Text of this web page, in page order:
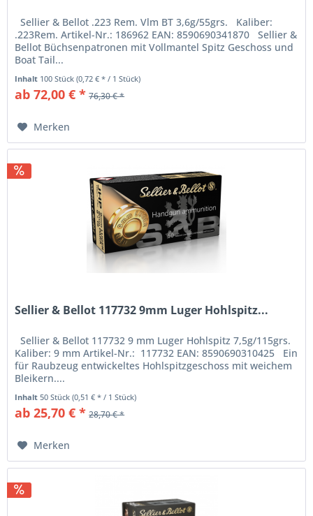
Sellier & Bellot .223 Rem. Vlm BT 3,6g/55grs. Kaliber:
.223Rem. Artikel-Nr.: 186962 EAN: 8590690341870 Sellier &
Bellot Büchsenpatronen mit Vollmantel Spitz Geschoss und
Boat Tail...
Inhalt 100 Stück(0,72 € * / 1 Stück)
ab 72,00 € * 76,30 € *
Merken
Sellier & Bellot 117732 9mm Luger Hohlspitz...
Sellier & Bellot 117732 9 mm Luger Hohlspitz 7,5g/115grs.
Kaliber: 9 mm Artikel-Nr.: 117732 EAN: 8590690310425 Ein
für Raubzeug entwickeltes Hohlspitzgeschoss mit weichem
Bleikern....
Inhalt50 Stück(0,51 € * / 1 Stück)
ab 25,70 € * 28,70 € *
Merken